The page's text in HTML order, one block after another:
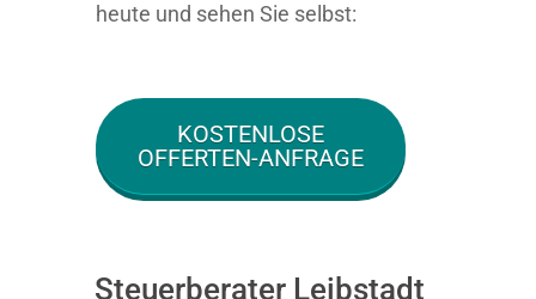
heute und sehen Sie selbst:
KOSTENLOSE
OFFERTEN-ANFRAGE
Steuerberater Leibstadt